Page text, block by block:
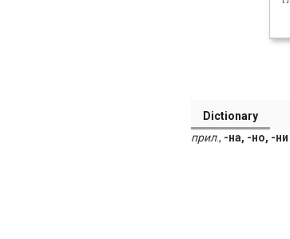
Dictionary
прил., -на, -но, -ни